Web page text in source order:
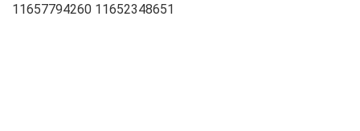
11657794260 11652348651